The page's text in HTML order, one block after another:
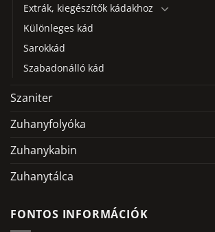
Extrák, kiegészítők kádakhoz
Különleges kád
Sarokkád
Szabadonálló kád
Szaniter
Zuhanyfolyóka
Zuhanykabin
Zuhanytálca
FONTOS INFORMÁCIÓK